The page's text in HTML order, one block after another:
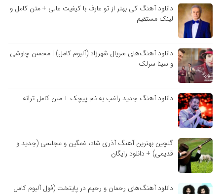
دانلود آهنگ کی بهتر از تو عارف با کیفیت عالی + متن کامل و
لینک مستقیم
دانلود آهنگ‌های سریال شهرزاد (آلبوم کامل) | محسن چاوشی
و سینا سرلک
دانلود آهنگ جدید راغب به نام پیچک + متن کامل ترانه
گلچین بهترین آهنگ آذری شاد، غمگین و مجلسی (جدید و
قدیمی) + دانلود رایگان
دانلود آهنگ‌های رحمان و رحیم در پایتخت (فول آلبوم کامل